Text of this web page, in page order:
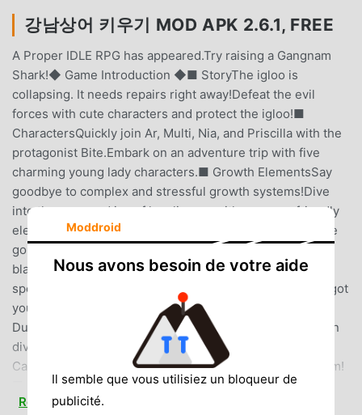
강남상어 키우기 MOD APK 2.6.1, FREE
A Proper IDLE RPG has appeared.Try raising a Gangnam
Shark!◆ Game Introduction ◆■ StoryThe igloo is
collapsing. It needs repairs right away!Defeat the evil
forces with cute characters and protect the igloo!■
CharactersQuickly join Ar, Multi, Nia, and Priscilla with the
protagonist Bite.Embark on an adventure trip with five
charming young lady characters.■ Growth ElementsSay
goodbye to complex and stressful growth systems!Dive
into the ease and joy of leveling up with our user-friendly
elements.Discover legendary weapons and gear with the
golden tuna bazooka, sweeping enemies away in a
blast!Dive into the adventure with ready-to-use fishing
spots, tools, and more!Relax, Gangnam Shark and crew got
your back, earning you rewards even offline!■
DungeonLevel up your character and gather resources in
diverse dungeons!Jump in now to explore the Crystal
Cave, Boss Rush, Rampaging Vehicles, and Monster Farm!
■ Competition ArenaTest your character's growth in
clashes with other adventurers!As battles progress and
Read more
Moddroid
Nous avons besoin de votre aide
Il semble que vous utilisiez un bloqueur de
publicité.